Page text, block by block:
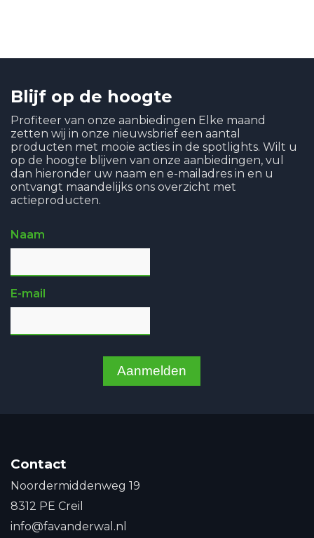
Blijf op de hoogte
Profiteer van onze aanbiedingen Elke maand
zetten wij in onze nieuwsbrief een aantal
producten met mooie acties in de spotlights. Wilt u
op de hoogte blijven van onze aanbiedingen, vul
dan hieronder uw naam en e-mailadres in en u
ontvangt maandelijks ons overzicht met
actieproducten.
Naam
E-mail
Aanmelden
Contact
Noordermiddenweg 19
8312 PE Creil
info@favanderwal.nl